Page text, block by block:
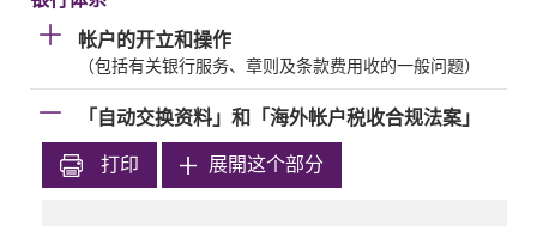
帐户的开立和操作
（包括有关银行服务、章则及条款费用收的一般问题）
「自动交换资料」和「海外帐户税收合规法案」
打印 展開这个部分